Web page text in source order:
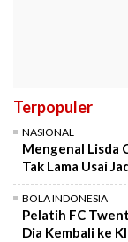
Terpopuler
NASIONAL
Mengenal Lisda
Tak Lama Usai
BOLA INDONESIA
Pelatih FC
Dia Kembali ke